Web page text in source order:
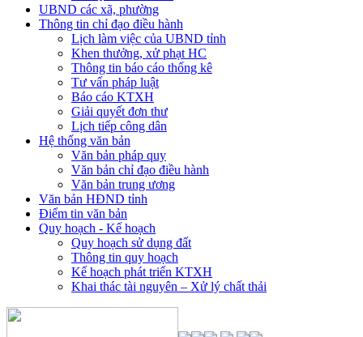
UBND các xã, phường
Thông tin chỉ đạo điều hành
Lịch làm việc của UBND tỉnh
Khen thưởng, xử phạt HC
Thông tin báo cáo thống kê
Tư vấn pháp luật
Báo cáo KTXH
Giải quyết đơn thư
Lịch tiếp công dân
Hệ thống văn bản
Văn bản pháp quy
Văn bản chỉ đạo điều hành
Văn bản trung ương
Văn bản HĐND tỉnh
Điểm tin văn bản
Quy hoạch - Kế hoạch
Quy hoạch sử dụng đất
Thông tin quy hoạch
Kế hoạch phát triển KTXH
Khai thác tài nguyên – Xử lý chất thải